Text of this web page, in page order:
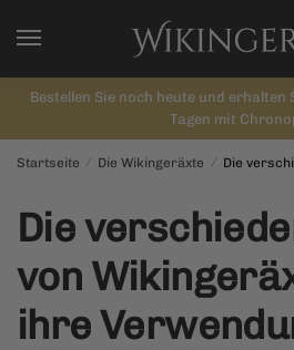
Bestellen Sie noch heute und
Tagen mit
Startseite / Die Wikingeräxte / Die
Die
von
ihre